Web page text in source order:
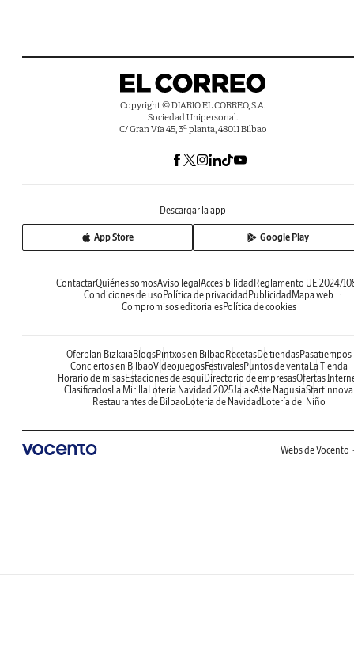
Copyright © DIARIO EL CORREO, S.A.
Sociedad Unipersonal.
C/ Gran Vía 45, 3ª planta, 48011 Bilbao
Descargar la app
App Store Google Play
ContactarQuiénes somosAviso legal Accesibilidad Reglamento UE 2024/
Condiciones de uso Política de privacidad Publicidad Mapa web
Compromisos editorialesPolítica de cookies
Oferplan Bizkaia BlogsPintxos en Bilbao RecetasDe tiendasPasatiempos
Conciertos en BilbaoVideojuegosFestivalesPuntos de venta La Tienda
Horario de misasEstaciones de esquíDirectorio de empresasOfertas
Clasificados La Mirilla Lotería Navidad 2025JaiakAste NagusiaStartinnova
Restaurantes de Bilbao Lotería de Navidad Lotería del Niño
Webs de Vocento